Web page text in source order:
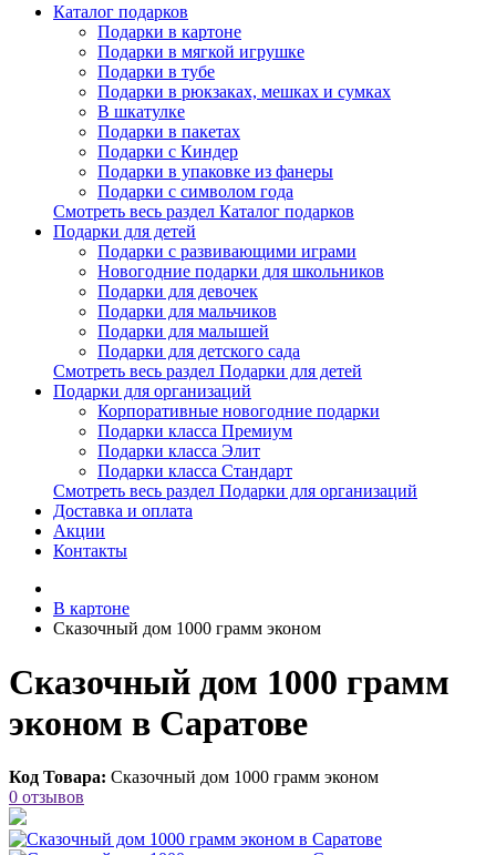
Каталог подарков
Подарки в картоне
Подарки в мягкой игрушке
Подарки в тубе
Подарки в рюкзаках, мешках и сумках
В шкатулке
Подарки в пакетах
Подарки с Киндер
Подарки в упаковке из фанеры
Подарки с символом года
Смотреть весь раздел Каталог подарков
Подарки для детей
Подарки с развивающими играми
Новогодние подарки для школьников
Подарки для девочек
Подарки для мальчиков
Подарки для малышей
Подарки для детского сада
Смотреть весь раздел Подарки для детей
Подарки для организаций
Корпоративные новогодние подарки
Подарки класса Премиум
Подарки класса Элит
Подарки класса Стандарт
Смотреть весь раздел Подарки для организаций
Доставка и оплата
Акции
Контакты
В картоне
Сказочный дом 1000 грамм эконом
Сказочный дом 1000 грамм
эконом в Саратове
Код Товара: Сказочный дом 1000 грамм эконом
0 отзывов